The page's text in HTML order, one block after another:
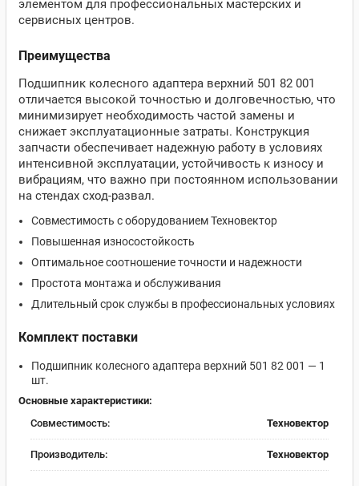
элементом для профессиональных мастерских и
сервисных центров.
Преимущества
Подшипник колесного адаптера верхний 501 82 001
отличается высокой точностью и долговечностью, что
минимизирует необходимость частой замены и
снижает эксплуатационные затраты. Конструкция
запчасти обеспечивает надежную работу в условиях
интенсивной эксплуатации, устойчивость к износу и
вибрациям, что важно при постоянном использовании
на стендах сход-развал.
Совместимость с оборудованием Техновектор
Повышенная износостойкость
Оптимальное соотношение точности и надежности
Простота монтажа и обслуживания
Длительный срок службы в профессиональных условиях
Комплект поставки
Подшипник колесного адаптера верхний 501 82 001 — 1
шт.
Основные характеристики:
Совместимость:
Техновектор
Производитель: Техновектор